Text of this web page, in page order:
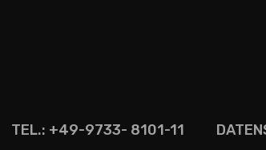
TEL.: +49-9733- 8101-11